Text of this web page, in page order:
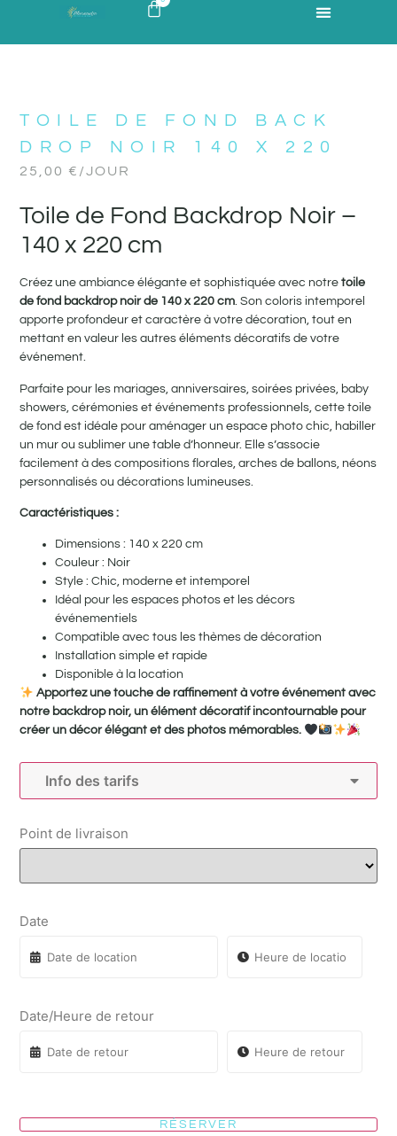
TOILE DE FOND BACK
DROP NOIR 140 X 220
25,00 € /JOUR
Toile de Fond Backdrop Noir –
140 x 220 cm
Créez une ambiance élégante et sophistiquée avec notretoile
de fond backdrop noir de 140 x 220 cm. Son coloris intemporel
apporte profondeur et caractère à votre décoration, tout en
mettant en valeur les autres éléments décoratifs de votre
événement.
Parfaite pour les mariages, anniversaires, soirées privées, baby
showers, cérémonies et événements professionnels, cette toile
de fond est idéale pour aménager un espace photo chic, habiller
un mur ou sublimer une table d’honneur. Elle s’associe
facilement à des compositions florales, arches de ballons, néons
personnalisés ou décorations lumineuses.
Caractéristiques :
Dimensions : 140 x 220 cm
Couleur : Noir
Style : Chic, moderne et intemporel
Idéal pour les espaces photos et les décors
événementiels
Compatible avec tous les thèmes de décoration
Installation simple et rapide
Disponible à la location
Apportez une touche de raffinement à votre événement avec
notre backdrop noir, un élément décoratif incontournable pour
créer un décor élégant et des photos mémorables.
Info des tarifs
Point de livraison
Date
Date/Heure de retour
RÉSERVER